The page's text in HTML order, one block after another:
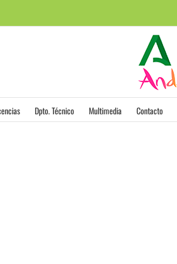
Dpto. Técnico Multimedia Contacto